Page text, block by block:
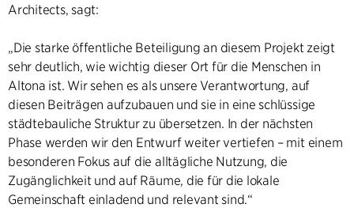
Architects, sagt:
„Die starke öffentliche Beteiligung an diesem Projekt zeigt
sehr deutlich, wie wichtig dieser Ort für die Menschen in
Altona ist. Wir sehen es als unsere Verantwortung, auf
diesen Beiträgen aufzubauen und sie in eine schlüssige
städtebauliche Struktur zu übersetzen. In der nächsten
Phase werden wir den Entwurf weiter vertiefen – mit einem
besonderen Fokus auf die alltägliche Nutzung, die
Zugänglichkeit und auf Räume, die für die lokale
Gemeinschaft einladend und relevant sind.“